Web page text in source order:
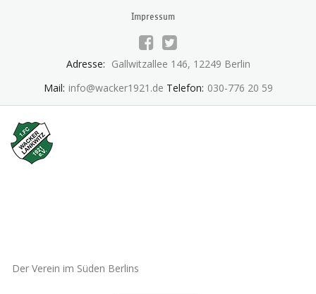
Impressum
Adresse: Gallwitzallee 146, 12249 Berlin
Mail: info@wacker1921.de Telefon: 030-776 20 59
Der Verein im Süden Berlins